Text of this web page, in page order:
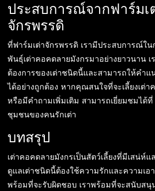
ประสบการณ์จากฟาร์มเ
จักรพรรดิ
ที่ฟาร์มเต่าจักรพรรดิ เรามีประสบการณ์ใน
พันธุ์เต่าคอคดลายมังกรมาอย่างยาวนาน เ
ต้องการของเต่าชนิดนี้และสามารถให้คำแ
ได้อย่างถูกต้อง หากคุณสนใจที่จะเลี้ยงเต่า
หรือมีคำถามเพิ่มเติม สามารถเยี่ยมชมได้ที่
ชุมชนของคนรักเต่า
บทสรุป
เต่าคอคดลายมังกรเป็นสัตว์เลี้ยงที่มีเสน่ห์แ
ดูแลเต่าชนิดนี้ต้องใช้ความรักและความเ
พร้อมที่จะรับผิดชอบ เราพร้อมที่จะสนับส